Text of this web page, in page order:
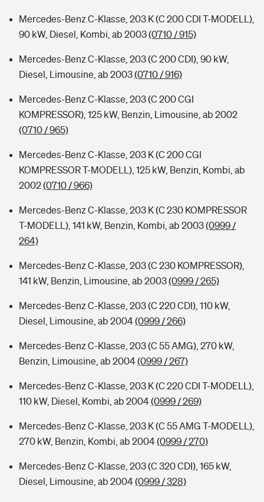
Mercedes-Benz C-Klasse, 203 K (C 200 CDI T-MODELL),
90 kW, Diesel, Kombi, ab 2003(0710 / 915)
Mercedes-Benz C-Klasse, 203 (C 200 CDI), 90 kW,
Diesel, Limousine, ab 2003(0710 / 916)
Mercedes-Benz C-Klasse, 203 (C 200 CGI
KOMPRESSOR), 125 kW, Benzin, Limousine, ab 2002
(0710 / 965)
Mercedes-Benz C-Klasse, 203 K (C 200 CGI
KOMPRESSOR T-MODELL), 125 kW, Benzin, Kombi, ab
2002(0710 / 966)
Mercedes-Benz C-Klasse, 203 K (C 230 KOMPRESSOR
T-MODELL), 141 kW, Benzin, Kombi, ab 2003(0999 /
264)
Mercedes-Benz C-Klasse, 203 (C 230 KOMPRESSOR),
141 kW, Benzin, Limousine, ab 2003(0999 / 265)
Mercedes-Benz C-Klasse, 203 (C 220 CDI), 110 kW,
Diesel, Limousine, ab 2004(0999 / 266)
Mercedes-Benz C-Klasse, 203 (C 55 AMG), 270 kW,
Benzin, Limousine, ab 2004(0999 / 267)
Mercedes-Benz C-Klasse, 203 K (C 220 CDI T-MODELL),
110 kW, Diesel, Kombi, ab 2004(0999 / 269)
Mercedes-Benz C-Klasse, 203 K (C 55 AMG T-MODELL),
270 kW, Benzin, Kombi, ab 2004(0999 / 270)
Mercedes-Benz C-Klasse, 203 (C 320 CDI), 165 kW,
Diesel, Limousine, ab 2004(0999 / 328)